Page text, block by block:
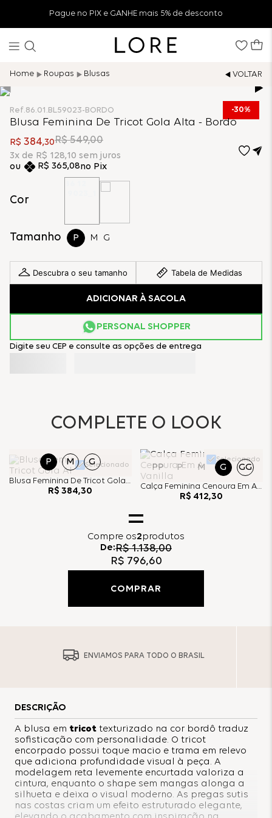
Pague no PIX e GANHE mais 5% de desconto
Roupas Blusas
30%
Ref.86.01.BL59023-BORDO
Blusa Feminina De Tricot Gola Alta - Bordo
R$ 384,30R$ 549,00
3x de R$ 128,10 sem juros
R$ 365,08no Pix
Cor
Tamanho P M G
Descubra o seu tamanho Tabela de Medidas
ADICIONAR À SACOLA
PERSONAL SHOPPER
Digite seu CEP e consulte as opções de entrega
COMPLETE O LOOK
Selecionado
P M G
Blusa Feminina De Tricot Gola Alta - Bordo
R$ 384,30
Selecionado
PP P M G GG
Calça Feminina Cenoura Em Alfaiataria - Vanilla
R$ 412,30
Compre os2produtos
De:R$ 1.138,00
R$ 796,60
COMPRAR
ENVIAMOS PARA TODO O BRASIL
DESCRIÇÃO
A blusa em tricot texturizado na cor bordô traduz
sofisticação com personalidade. O tricot
encorpado possui toque macio e trama em relevo
que adiciona profundidade visual à peça. A
modelagem reta levemente encurtada valoriza a
cintura, enquanto o shape sem mangas alonga a
silhueta e deixa o visual moderno. As pregas sutis
nas costas criam um efeito estruturado elegante,